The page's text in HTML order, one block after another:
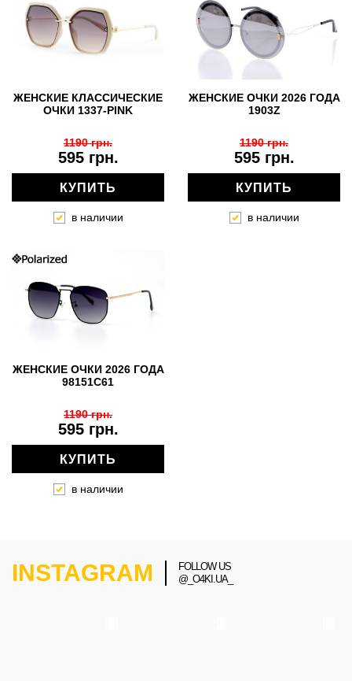
ЖЕНСКИЕ КЛАССИЧЕСКИЕ
ОЧКИ 1337-PINK
595 грн.
1190 грн.
КУПИТЬ
в наличии
ЖЕНСКИЕ ОЧКИ 2026 ГОДА
1903Z
595 грн.
1190 грн.
КУПИТЬ
в наличии
ЖЕНСКИЕ ОЧКИ 2026 ГОДА
98151C61
595 грн.
1190 грн.
КУПИТЬ
в наличии
INSTAGRAM
FOLLOW US
@_O4KI.UA_